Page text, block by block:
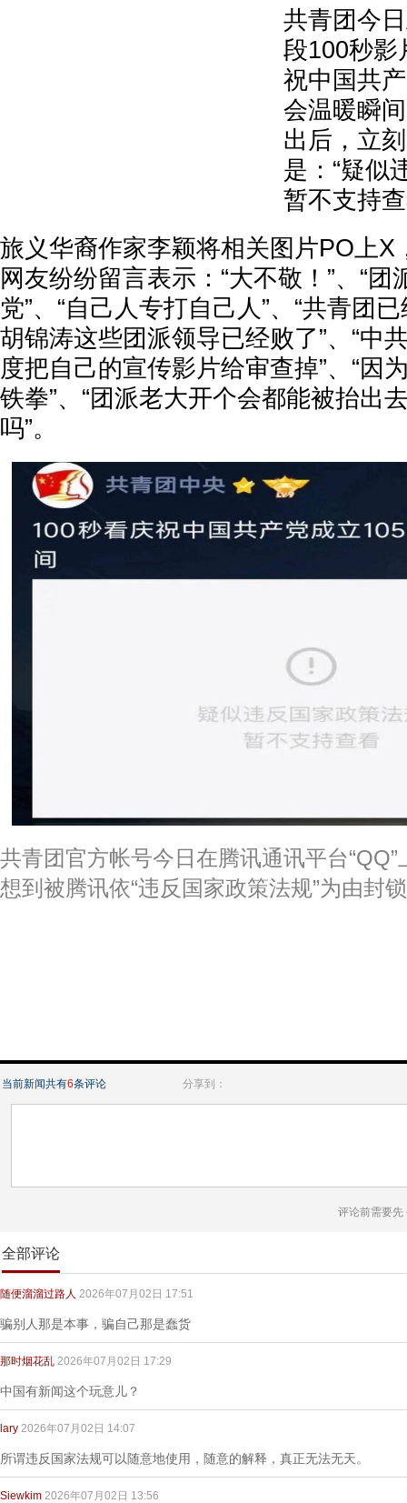
共青团今
段100秒影
祝中国共
会温暖瞬
出后，立
是：“疑似
暂不支持
旅义华裔作家李颖将相关图片PO上X
网友纷纷留言表示：“大不敬！”、“
党”、“自己人专打自己人”、“共青团
胡锦涛这些团派领导已经败了”、“中
度把自己的宣传影片给审查掉”、“因
铁拳”、“团派老大开个会都能被抬出
吗”。
共青团官方帐号今日在腾讯通讯平台
想到被腾讯依“违反国家政策法规”为由封
当前新闻共有6条评论 分享到：
评论前需要先
全部评论
随便溜溜过路人 2026年07月02日 17:51
骗别人那是本事，骗自己那是蠢货
那时烟花乱 2026年07月02日 17:29
中国有新闻这个玩意儿？
lary 2026年07月02日 14:07
所谓违反国家法规可以随意地使用，随意的解释，真正无法无天。
Siewkim 2026年07月02日 13:56